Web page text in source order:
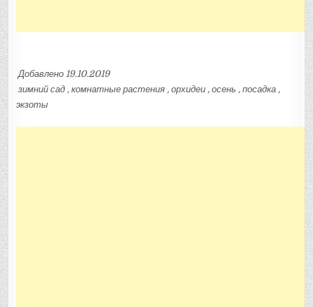
Добавлено 19.10.2019
зимний сад , комнатные растения , орхидеи , осень , посадка ,
экзоты